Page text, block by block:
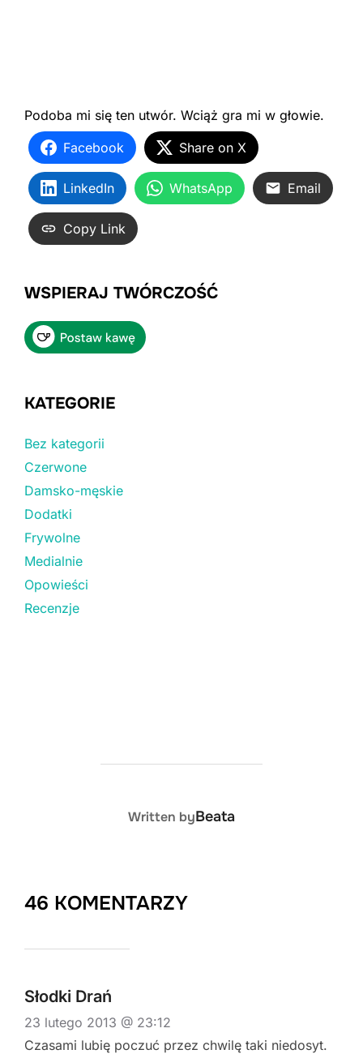
Podoba mi się ten utwór. Wciąż gra mi w głowie.
Facebook
Share on X
LinkedIn WhatsApp Email
Copy Link
WSPIERAJ TWÓRCZOŚĆ
KATEGORIE
Bez kategorii
Czerwone
Damsko-męskie
Dodatki
Frywolne
Medialnie
Opowieści
Recenzje
POST AUTHOR
Written byBeata
46 KOMENTARZY
Słodki Drań
23 lutego 2013 @ 23:12
Czasami lubię poczuć przez chwilę taki niedosyt.